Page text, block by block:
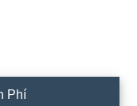
Phí